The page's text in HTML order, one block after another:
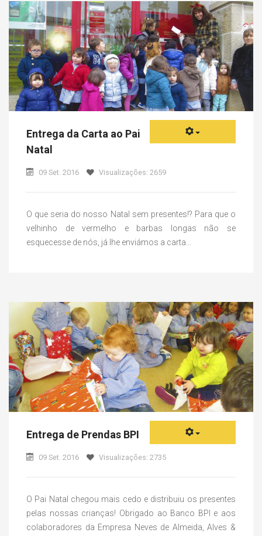
Entrega da Carta ao Pai
Natal
09 Set. 2016 Visualizações: 2659
O que seria do nosso Natal sem presentes!? Para que o
velhinho de vermelho e barbas longas não se
esquecesse de nós, já lhe enviámos a carta...
Entrega de Prendas BPI
09 Set. 2016 Visualizações: 2735
O Pai Natal chegou mais cedo e distribuiu os presentes
pelas nossas crianças! Obrigado ao Banco BPI e aos
colaboradores da Empresa Neves de Almeida, Alves &